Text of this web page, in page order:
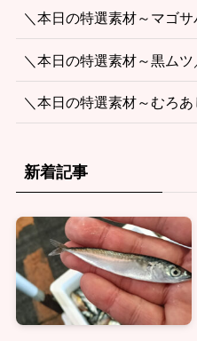
＼本日の特選素材～マゴサ
＼本日の特選素材～黒ムツ
＼本日の特選素材～むろ
新着記事